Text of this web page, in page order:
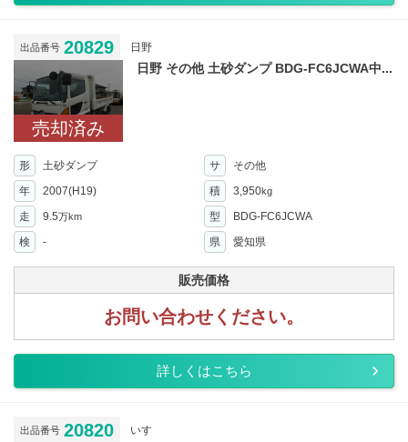
出品番号 20829 日野
売却済み
日野 その他 土砂ダンプ BDG-FC6JCWA中...
形 土砂ダンプ サ
その他
年
2007(H19) 積 3,950kg
走 9.5万km 型
BDG-FC6JCWA
検
- 県 愛知県
販売価格
お問い合わせください。
詳しくはこちら
出品番号 20820 いすゞ